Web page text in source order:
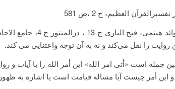
العظیم، ج 2 ،ص 581
را نقل می‌کند و نه به آن توجه واعتنایی می کند.
جمله است «أتی امر الله» این أمر الله را با آیات و
أمر چیست آیا مساله قیامت است یا اشاره به